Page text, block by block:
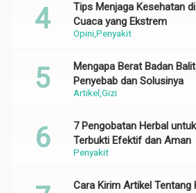
OpiniPenyakit
Tips Menjaga Kesehatan
Cuaca yang Ekstrem
Artikel Gizi
Mengapa Berat Badan
Penyebab dan Solusinya
Penyakit
7 Pengobatan Herbal
Terbukti Efektif dan Aman
Cara Kirim Artikel Tentang